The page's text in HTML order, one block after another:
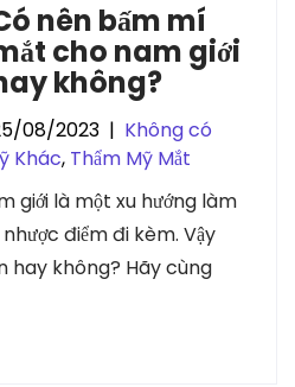
nên bấm mí
cho nam giới
không?
08/2023 | Không có
Khác, Thẩm Mỹ Mắt
giới là một xu hướng làm
điểm đi kèm. Vậy
hay không? Hãy cùng